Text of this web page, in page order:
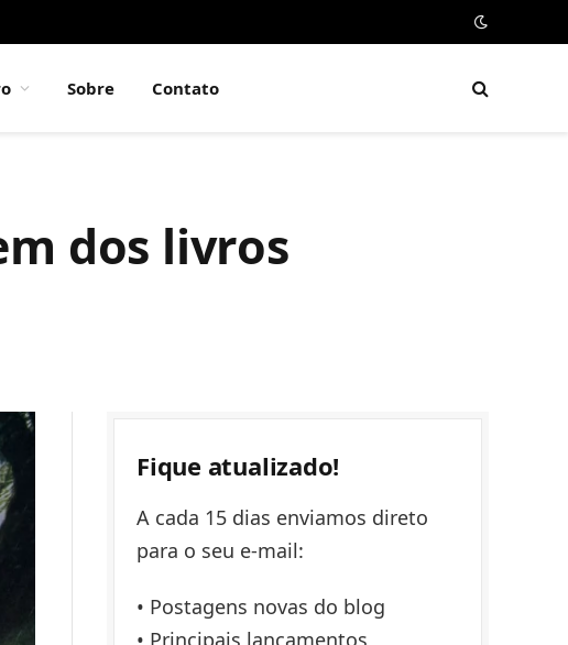
Sobre Contato
dos livros
Fique atualizado!
A cada 15 dias enviamos direto
para o seu e-mail:
• Postagens novas do blog
• Principais lançamentos